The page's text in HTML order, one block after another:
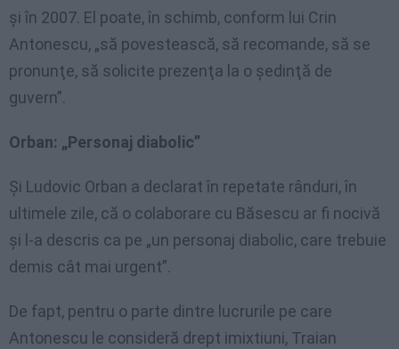
şi în 2007. El poate, în schimb, conform lui Crin
Antonescu, „să povestească, să recomande, să se
pronunţe, să solicite prezenţa la o şedinţă de
guvern”.
Orban: „Personaj diabolic”
Şi Ludovic Orban a declarat în repetate rânduri, în
ultimele zile, că o colaborare cu Băsescu ar fi nocivă
şi l-a descris ca pe „un personaj diabolic, care trebuie
demis cât mai urgent”.
De fapt, pentru o parte dintre lucrurile pe care
Antonescu le consideră drept imixtiuni, Traian